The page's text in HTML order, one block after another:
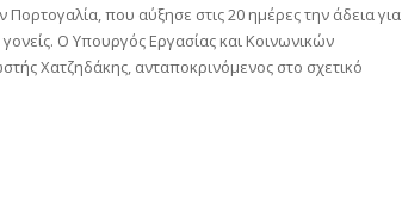
που αύξησε στις 20 ημέρες την άδεια για
Ο Υπουργός Εργασίας και Κοινωνικών
Χατζηδάκης, ανταποκρινόμενος στο σχετικό